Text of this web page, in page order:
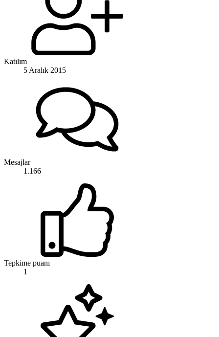
Katılım
5 Aralık 2015
Mesajlar
1.166
Tepkime puanı
1